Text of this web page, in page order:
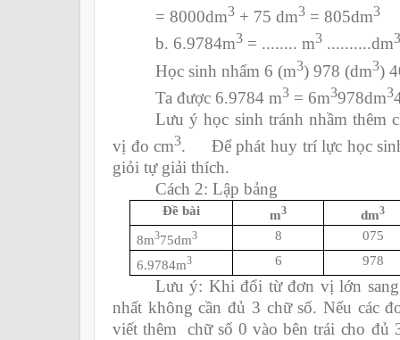
= 8000dm3 + 75 dm3 = 805dm3
b. 6.9784m3 = ........ m3 ..........dm3
Học sinh nhẩm 6 (m3) 978 (dm3)
Ta được 6.9784 m3 = 6m3978dm3
Lưu ý học sinh tránh nhầm thêm
vị đo cm3. Để phát huy trí lực học sinh
giỏi tự giải thích.
Cách 2: Lập bảng
Đề bài m3 dm3
8m375dm3 8 075
6.9784m3 6 978
Lưu ý: Khi đổi từ đơn vị lớn
nhất không cần đủ 3 chữ số. Nếu các
viết thêm chữ số 0 vào bên trái cho đủ